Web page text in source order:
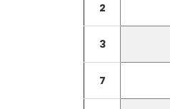
2
3
7